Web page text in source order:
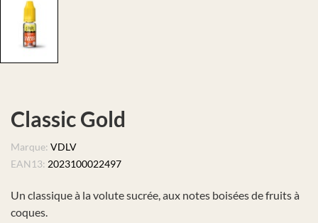
Classic Gold
Marque: VDLV
EAN13: 2023100022497
Un classique à la volute sucrée, aux notes boisées de fruits à
coques.